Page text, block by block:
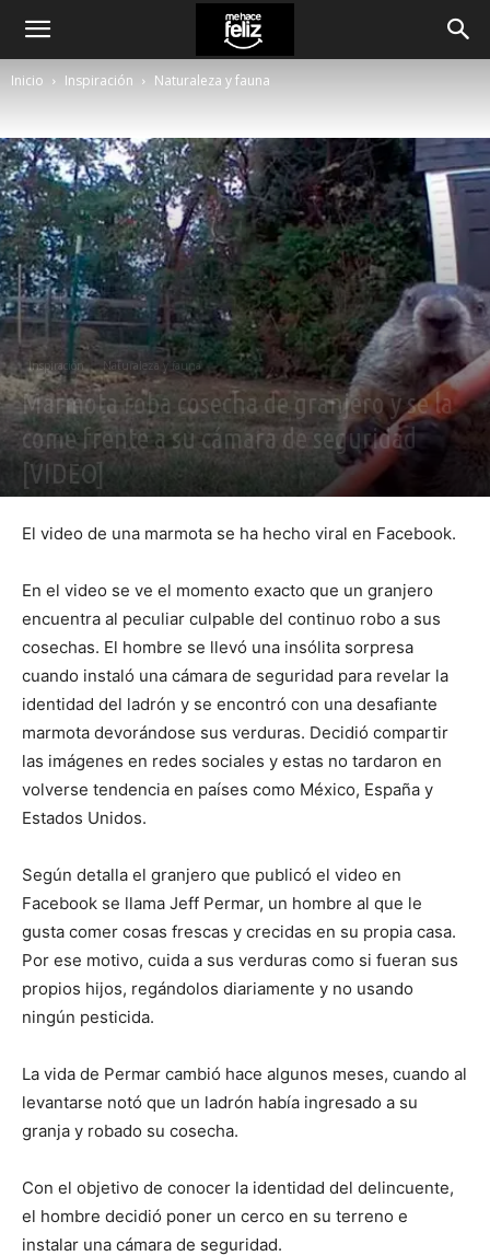
Inicio Inspiración Naturaleza y fauna
Inspiración Naturaleza y fauna
Marmota roba cosecha de granjero y se la
come frente a su cámara de seguridad
[VIDEO]
El video de una marmota se ha hecho viral en Facebook.
En el video se ve el momento exacto que un granjero
encuentra al peculiar culpable del continuo robo a sus
cosechas. El hombre se llevó una insólita sorpresa
cuando instaló una cámara de seguridad para revelar la
identidad del ladrón y se encontró con una desafiante
marmota devorándose sus verduras. Decidió compartir
las imágenes en redes sociales y estas no tardaron en
volverse tendencia en países como México, España y
Estados Unidos.
Según detalla el granjero que publicó el video en
Facebook se llama Jeff Permar, un hombre al que le
gusta comer cosas frescas y crecidas en su propia casa.
Por ese motivo, cuida a sus verduras como si fueran sus
propios hijos, regándolos diariamente y no usando
ningún pesticida.
La vida de Permar cambió hace algunos meses, cuando al
levantarse notó que un ladrón había ingresado a su
granja y robado su cosecha.
Con el objetivo de conocer la identidad del delincuente,
el hombre decidió poner un cerco en su terreno e
instalar una cámara de seguridad.